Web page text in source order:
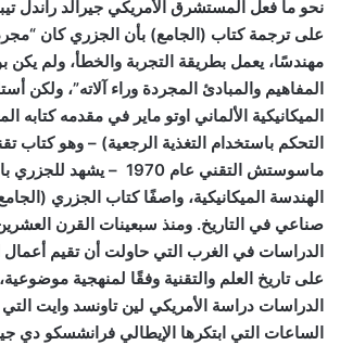
نحو ما فعل المستشرق الأمريكي جيرالد راندل
على ترجمة كتاب (الجامع) بأن الجزري كان
مهندسًا، يعمل بطريقة التجربة والخطأ، ولم يكن
المفاهيم والمبادئ المجردة وراء آلاته”، ولكن
الميكانيكية الألماني اوتو ماير في مقدمه كتابه
التحكم باستخدام التغذية الرجعية) – وهو كتاب
ماسوستش التقني عام 1970 –
الهندسة الميكانيكية، واصفًا كتاب الجزري
صناعي في التاريخ. ومنذ سبعينات القرن
الدراسات في الغرب التي حاولت أن تقيم أعمال
على تاريخ العلم والتقنية وفقًا لمنهجية
الدراسات دراسة الأمريكي لين تاونسد وايت التي
الساعات التي ابتكرها الإيطالي فرانشسكو